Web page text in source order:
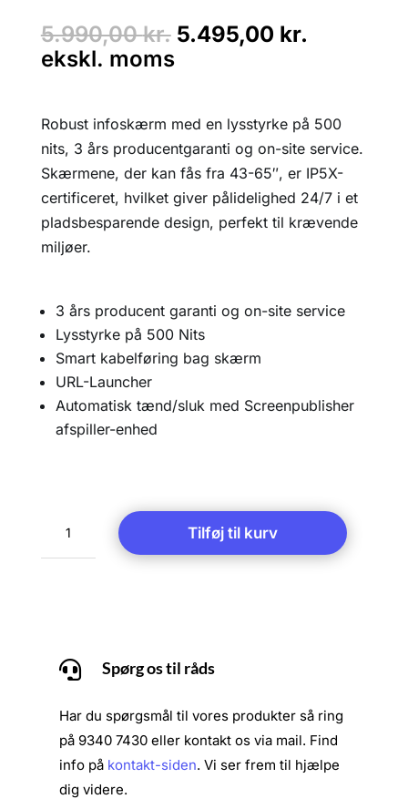
5.990,00kr. Den
5.990,00 kr..
5.495,00 kr.
ekskl. moms
Robust infoskærm med en lysstyrke på 500
nits, 3 års producentgaranti og on-site service.
Skærmene, der kan fås fra 43-65″, er IP5X-
certificeret, hvilket giver pålidelighed 24/7 i et
pladsbesparende design, perfekt til krævende
miljøer.
3 års producent garanti og on-site service
Lysstyrke på 500 Nits
Smart kabelføring bag skærm
URL-Launcher
Automatisk tænd/sluk med Screenpublisher
afspiller-enhed
49UHN5-
Tilføj til kurv
 Spørg os til råds
Har du spørgsmål til vores produkter så ring
på 9340 7430 eller kontakt os via mail. Find
info på kontakt-siden. Vi ser frem til hjælpe
dig videre.